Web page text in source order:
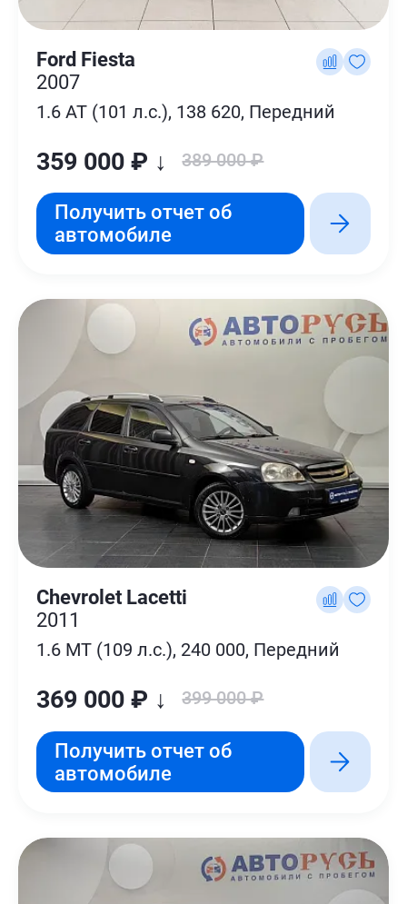
Ford Fiesta
2007
1.6 AT (101 л.с.), 138 620, Передний
359 000 ₽ ↓ 389 000 ₽
Получить отчет об
автомобиле
Chevrolet Lacetti
2011
1.6 MT (109 л.с.), 240 000, Передний
369 000 ₽ ↓ 399 000 ₽
Получить отчет об
автомобиле